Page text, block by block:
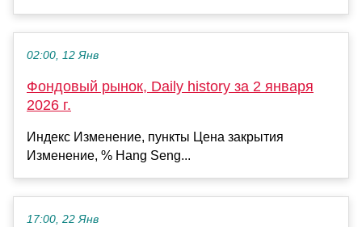
02:00, 12 Янв
Фондовый рынок, Daily history за 2 января
2026 г.
Индекс Изменение, пункты Цена закрытия
Изменение, % Hang Seng...
17:00, 22 Янв